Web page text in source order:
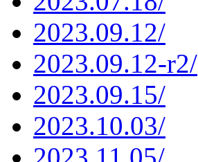
2023.09.12/
2023.09.12-r2/
2023.09.15/
2023.10.03/